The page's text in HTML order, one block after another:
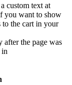
custom text at
you want to show
to the cart in your
the page was
in